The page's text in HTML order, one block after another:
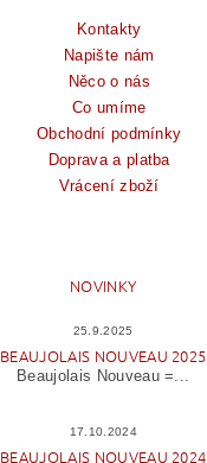
Kontakty
Napište nám
Něco o nás
Co umíme
Obchodní podmínky
Doprava a platba
Vrácení zboží
NOVINKY
25.9.2025
BEAUJOLAIS NOUVEAU 2025
Beaujolais Nouveau =...
17.10.2024
BEAUJOLAIS NOUVEAU 2024